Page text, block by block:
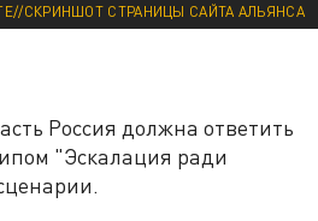
СКРИНШОТ СТРАНИЦЫ САЙТА АЛЬЯНСА
Россия должна ответить
"Эскалация ради